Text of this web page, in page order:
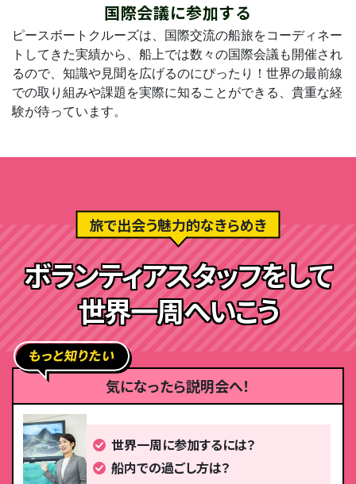
国際会議に参加する
ピースボートクルーズは、国際交流の船旅をコーディネー
トしてきた実績から、船上では数々の国際会議も開催され
るので、知識や見聞を広げるのにぴったり！世界の最前線
での取り組みや課題を実際に知ることができる、貴重な経
験が待っています。
旅で出会う魅力的なきらめき
ボランティアスタッフをして
世界一周へいこう
気になったら説明会へ！
世界一周に参加するには？
船内での過ごし方は？